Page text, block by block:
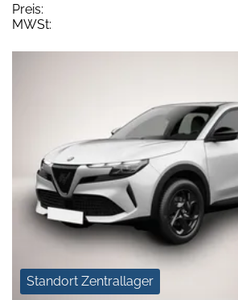
Preis:
MWSt:
Standort Zentrallager